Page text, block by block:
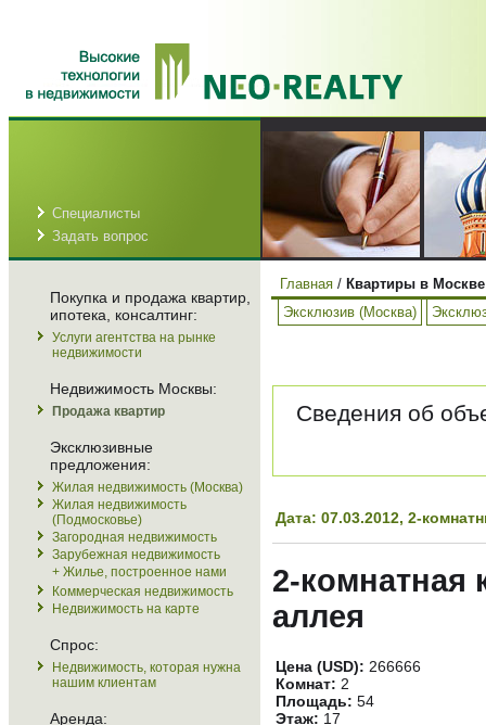
Специалисты
Задать вопрос
Покупка и продажа квартир,
ипотека, консалтинг:
Услуги агентства на рынке
недвижимости
Недвижимость Москвы:
Продажа квартир
Эксклюзивные
предложения:
Жилая недвижимость (Москва)
Жилая недвижимость
(Подмосковье)
Загородная недвижимость
Зарубежная недвижимость
+ Жилье, построенное нами
Коммерческая недвижимость
Недвижимость на карте
Спрос:
Недвижимость, которая нужна
нашим клиентам
Аренда:
Главная / Квартиры в
Эксклюзив (Москва)
Сведения об
Дата: 07.03.2012, 2-
2-комнатная
аллея
Цена (USD): 266666
Комнат: 2
Площадь: 54
Этаж: 17